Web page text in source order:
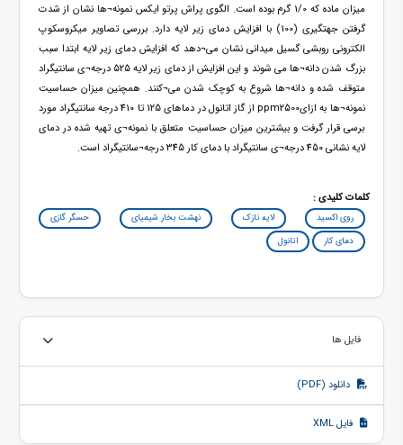
میزان ماده که 1/0 گرم بوده است. الگوی پراش پرتو ایکس نمونه¬ها نشان از شدت
گرفتن جهتگیری (100) با افزایش دمای زیر لایه دارد. بررسی تصاویر میکروسکوپ
الکترونی روبشی گسیل میدانی نشان می¬دهد که افزایش دمای زیر لایه ابتدا سبب
بزرگ شدن دانه¬ها می شوند و این افزایش از دمای زیر لایه 525 درجه¬ی سانتیگراد
متوقف شده و دانه¬ها شروع به کوچک شدن می¬کنند. همچنین میزان حساسیت
نمونه¬ها به ازایppm2500 از گاز اتانول در دماهای 125 تا 410 درجه سانتیگراد مورد
برسی قرار گرفت و بیشترین میزان حساسیت متعلق با نمونه¬ی تهیه شده در دمای
لایه نشانی 450 درجه¬ی سانتیگراد با دمای کار 345 درجه¬سانتیگراد است.
کلمات کلیدی :
روی اکسید لایه نازک نهشت بخار شیمیای
حسگر گازی
دمای کار
اتانول
فایل ها
دانلود (PDF)
فایل XML